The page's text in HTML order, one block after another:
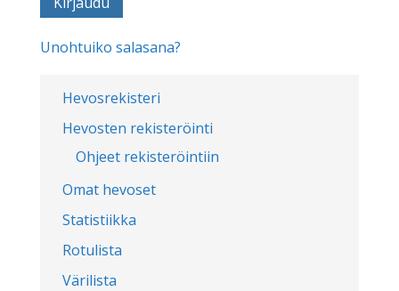
Hevosrekisteri
Hevosten rekisteröinti
Ohjeet rekisteröintiin
Omat hevoset
Statistiikka
Rotulista
Värilista
Unohtuiko salasana?